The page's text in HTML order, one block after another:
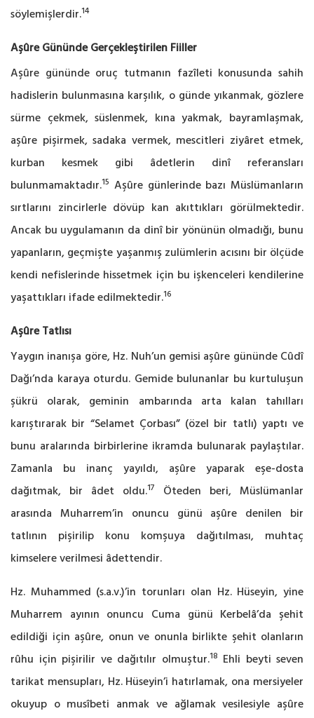
söylemişlerdir.14
Aşûre Gününde Gerçekleştirilen Fiiller
Aşûre gününde oruç tutmanın fazîleti konusunda sahih
hadislerin bulunmasına karşılık, o günde yıkanmak, gözlere
sürme çekmek, süslenmek, kına yakmak, bayramlaşmak,
aşûre pişirmek, sadaka vermek, mescitleri ziyâret etmek,
kurban kesmek gibi âdetlerin dinî referansları
bulunmamaktadır.15 Aşûre günlerinde bazı Müslümanların
sırtlarını zincirlerle dövüp kan akıttıkları görülmektedir.
Ancak bu uygulamanın da dinî bir yönünün olmadığı, bunu
yapanların, geçmişte yaşanmış zulümlerin acısını bir ölçüde
kendi nefislerinde hissetmek için bu işkenceleri kendilerine
yaşattıkları ifade edilmektedir.16
Aşûre Tatlısı
Yaygın inanışa göre, Hz. Nuh’un gemisi aşûre gününde Cûdî
Dağı’nda karaya oturdu. Gemide bulunanlar bu kurtuluşun
şükrü olarak, geminin ambarında arta kalan tahılları
karıştırarak bir “Selamet Çorbası” (özel bir tatlı) yaptı ve
bunu aralarında birbirlerine ikramda bulunarak paylaştılar.
Zamanla bu inanç yayıldı, aşûre yaparak eşe-dosta
dağıtmak, bir âdet oldu.17
Öteden beri, Müslümanlar
arasında Muharrem’in onuncu günü aşûre denilen bir
tatlının pişirilip konu komşuya dağıtılması, muhtaç
kimselere verilmesi âdettendir.
Hz. Muhammed (s.a.v.)’in torunları olan Hz. Hüseyin, yine
Muharrem ayının onuncu Cuma günü Kerbelâ’da şehit
edildiği için aşûre, onun ve onunla birlikte şehit olanların
rûhu için pişirilir ve dağıtılır olmuştur.18 Ehli beyti seven
tarikat mensupları, Hz. Hüseyin’i hatırlamak, ona mersiyeler
okuyup o musîbeti anmak ve ağlamak vesilesiyle aşûre